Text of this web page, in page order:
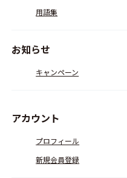
用語集
お知らせ
キャンペーン
アカウント
プロフィール
新規会員登録